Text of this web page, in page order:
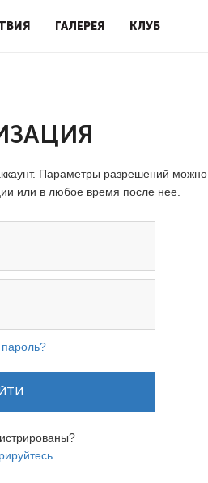
ГАЛЕРЕЯ КЛУБ
Параметры разрешений можно
или в любое время после нее.